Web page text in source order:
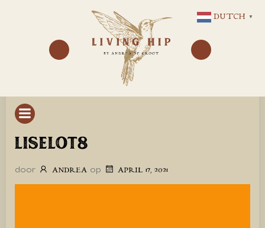
NAAR
DE
INHOUD
LISELOT8
door ANDREA op APRIL 17, 2021
DUTCH ▼